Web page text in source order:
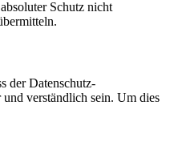
Schutz nicht
der Datenschutz-
verständlich sein. Um dies